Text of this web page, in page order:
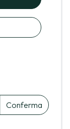
Conferma